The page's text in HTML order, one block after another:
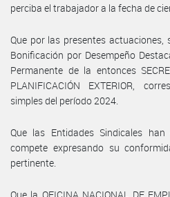
perciba el trabajador a la fecha de
Que por las presentes
Bonificación por Desempeño
Permanente de la entonces
PLANIFICACIÓN EXTERIOR,
simples del período 2024.
Que las Entidades Sindicales
compete expresando su
pertinente.
Que la OFICINA NACIONAL DE